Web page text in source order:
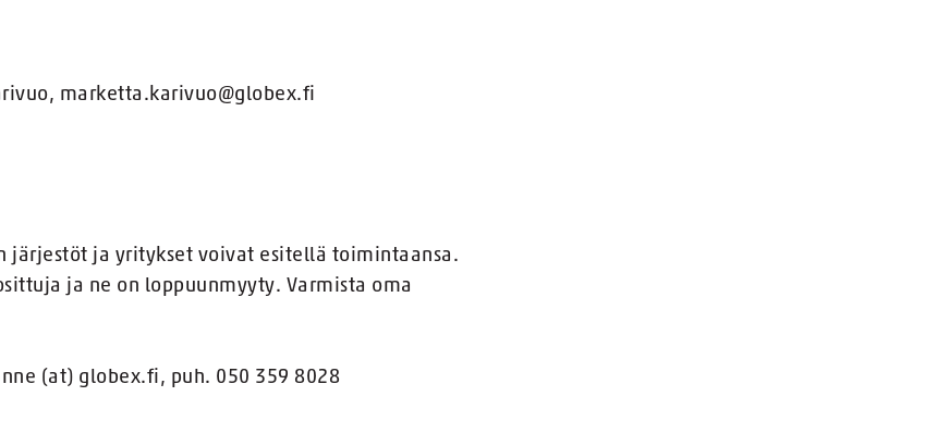
marketta.karivuo@globex.fi
järjestöt ja yritykset voivat esitellä toimintaansa.
ja ne on loppuunmyyty. Varmista oma
(at) globex.fi, puh. 050 359 8028